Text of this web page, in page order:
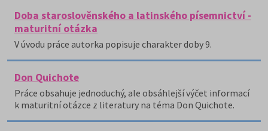
Doba staroslověnského a latinského písemnictví -
maturitní otázka
V úvodu práce autorka popisuje charakter doby 9.
Don Quichote
Práce obsahuje jednoduchý, ale obsáhlejší výčet informací
k maturitní otázce z literatury na téma Don Quichote.